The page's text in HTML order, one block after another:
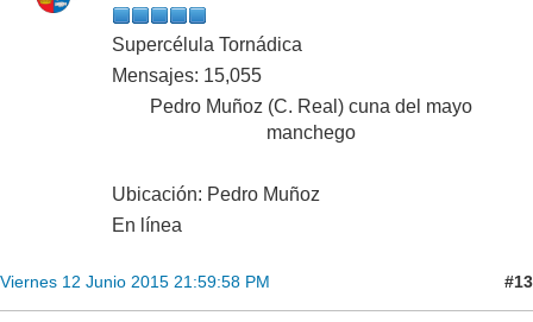
Supercélula Tornádica
Mensajes: 15,055
Pedro Muñoz (C. Real) cuna del mayo
manchego
Ubicación: Pedro Muñoz
En línea
Viernes 12 Junio 2015 21:59:58 PM #13